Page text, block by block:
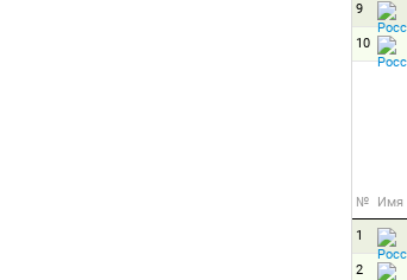
9
10
№ Имя
1
2